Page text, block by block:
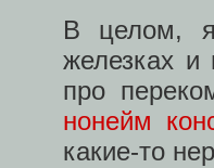
В целом,
железках и
про
нонейм
какие-то